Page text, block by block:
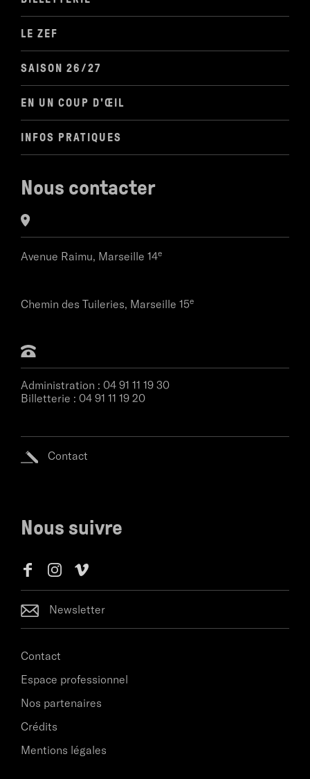
LE ZEF
SAISON 26/27
EN UN COUP D'ŒIL
INFOS PRATIQUES
Nous contacter
Avenue Raimu, Marseille 14e
Chemin des Tuileries, Marseille 15e
Administration : 04 91 11 19 30
Billetterie : 04 91 11 19 20
Contact
Nous suivre
Newsletter
Contact
Espace professionnel
Nos partenaires
Crédits
Mentions légales